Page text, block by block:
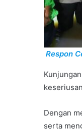
Respon
Dengan
serta